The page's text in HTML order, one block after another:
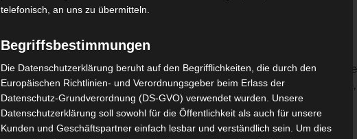
studierte Germanistik, Kunstgeschichte und
der Universität Zürich, sie arbeitet als
und Autorin
www.sibylleomlin.com
telefonisch, an uns zu übermitteln.
Begriffsbestimmungen
Die Datenschutzerklärung beruht auf den Begrifflichkeiten, die durch den
Europäischen Richtlinien- und Verordnungsgeber beim Erlass der
Datenschutz-Grundverordnung (DS-GVO) verwendet wurden. Unsere
Datenschutzerklärung soll sowohl für die Öffentlichkeit als auch für unsere
Kunden und Geschäftspartner einfach lesbar und verständlich sein. Um dies